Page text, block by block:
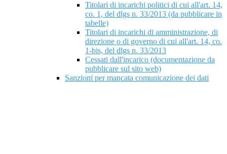
Titolari di incarichi politici di cui all'art. 14,
co. 1, del dlgs n. 33/2013 (da pubblicare in
tabelle)
Titolari di incarichi di amministrazione, di
direzione o di governo di cui all'art. 14, co.
1-bis, del dlgs n. 33/2013
Cessati dall'incarico (documentazione da
pubblicare sul sito web)
Sanzioni per mancata comunicazione dei dati